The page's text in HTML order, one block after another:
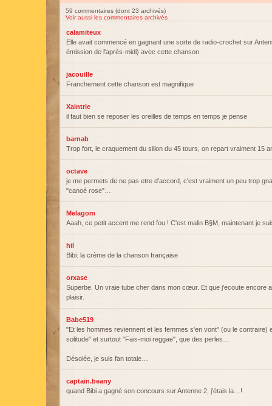
59 commentaires (dont 23 archivés)
Voir aussi les commentaires archivés
calamiteux
Elle avait commencé en gagnant une sorte de radio-crochet sur
émission de l'après-midi) avec cette chanson.
jacouille
Franchement cette chanson est magnifique
Xaintrie
il faut bien se reposer les oreilles de temps en temps je pense
barnab
Trop fort, le craquement du sillon du 45 tours, on repart vraiment 15
octave
je me permets de ne pas etre d'accord, c'est vraiment un peu trop
"canoé rose"…
Melagom
Aaah, ce petit accent me rend fou ! C'est malin B§M, maintenant je
hil
Bibi: la crème de la chanson française
orxase
Superbe. Un vraie tube cher dans mon cœur. Et que j'ecoute encore
plaisir.
Babe519
"Et les hommes reviennent et les femmes s'en vont" (ou le contraire)
solitude" et surtout "Fais-moi reggae", que des perles…
Désolée, je suis fan totale…
captain.beany
quand Bibi a gagné son concours sur Antenne 2, j'étais la…!